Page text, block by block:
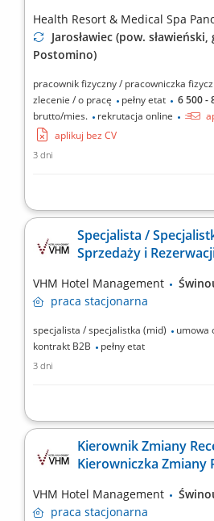
Health Resort & Medical Spa
Jarosławiec (pow. sławieński,
Postomino)
pracownik fizyczny / pracowniczka
zlecenie / o pracę
pełny etat
6 500 -
brutto/mies.
rekrutacja online
aplikuj bez CV
3 dni
Zakres obowiązków: dbanie o ogólny
koszenie trawy, pielęgnacja zieleni,
opróżnianie koszy, utrzymanie czystości
konserwacyjne i...
Specjalista /
Sprzedaży i
VHM Hotel Management
praca stacjonarna
specjalista / specjalistka (mid)
umowa
kontrakt B2B
pełny etat
3 dni
Obowiązki: Obsługa rezerwacji
hotelowych i dbanie o maksymalizację
długofalowych relacji z gośćmi, biurami
Kierownik Zmiany
Kierowniczka Zmiany
VHM Hotel Management
praca stacjonarna